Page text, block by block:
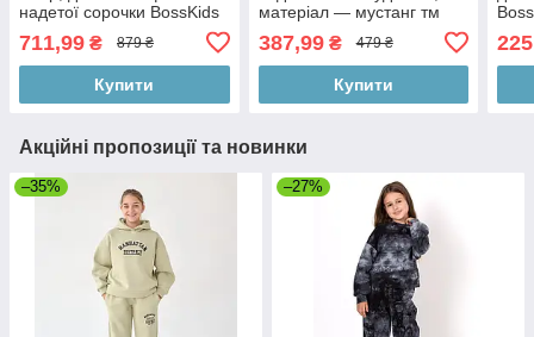
надетої сорочки BossKids
711,99 ₴ 879 ₴
Купити
матеріал — мустанг тм
387,99₴ 479 ₴
Купити
Акційні пропозиції та новинки
–35% –27%